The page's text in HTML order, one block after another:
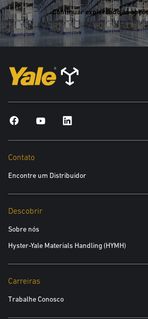
País
*obrigatório
*obrigatório
Endereço
*obrigatório
Cidade
*obrigatório
CNPJ
Continuar explorando as
Contato
Encontre um Distribuidor
Descobrir
Sobre nós
Hyster-Yale Materials Handling (HYMH)
Carreiras
Trabalhe Conosco